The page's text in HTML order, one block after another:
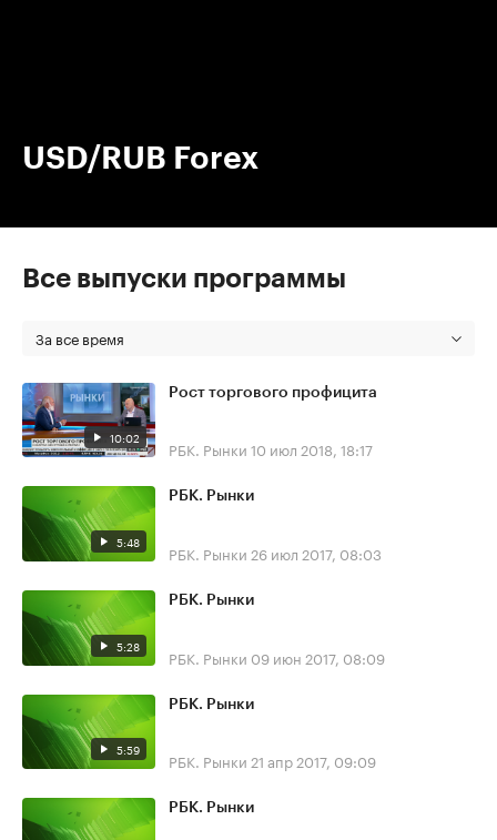
USD/RUB Forex
Все выпуски программы
За все время
10:02
Рост торгового профицита
РБК. Рынки 10 июл 2018, 18:17
5:48
РБК. Рынки
РБК. Рынки 26 июл 2017, 08:03
5:28
РБК. Рынки
РБК. Рынки 09 июн 2017, 08:09
5:59
РБК. Рынки
РБК. Рынки 21 апр 2017, 09:09
РБК. Рынки